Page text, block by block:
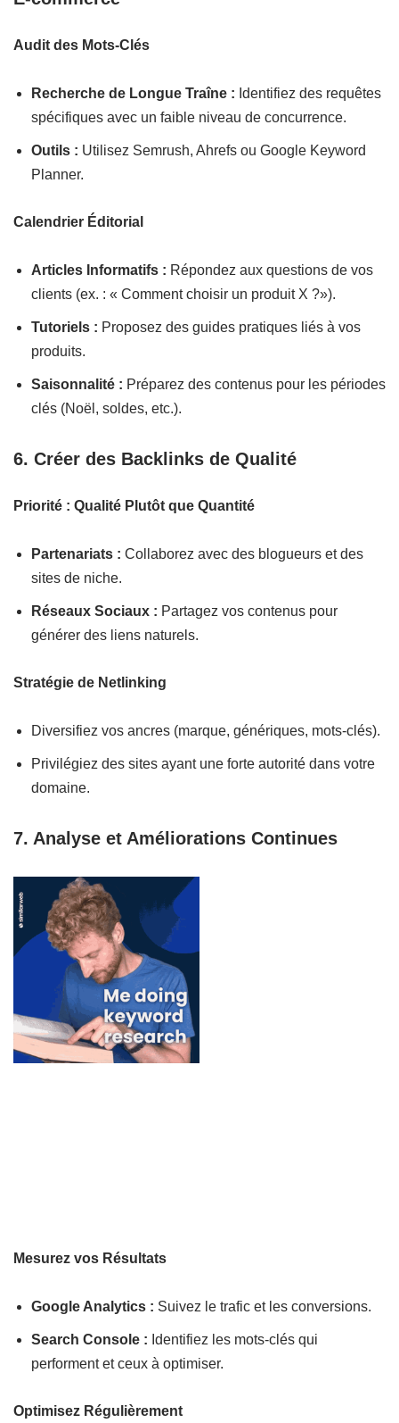
Audit des Mots-Clés
Recherche de Longue Traîne : Identifiez des requêtes
spécifiques avec un faible niveau de concurrence.
Outils : Utilisez Semrush, Ahrefs ou Google Keyword
Planner.
Calendrier Éditorial
Articles Informatifs : Répondez aux questions de vos
clients (ex. : « Comment choisir un produit X ?»).
Tutoriels : Proposez des guides pratiques liés à vos
produits.
Saisonnalité : Préparez des contenus pour les périodes
clés (Noël, soldes, etc.).
6. Créer des Backlinks de Qualité
Priorité : Qualité Plutôt que Quantité
Partenariats : Collaborez avec des blogueurs et des
sites de niche.
Réseaux Sociaux : Partagez vos contenus pour
générer des liens naturels.
Stratégie de Netlinking
Diversifiez vos ancres (marque, génériques, mots-clés).
Privilégiez des sites ayant une forte autorité dans votre
domaine.
7. Analyse et Améliorations Continues
Mesurez vos Résultats
Google Analytics : Suivez le trafic et les conversions.
Search Console : Identifiez les mots-clés qui
performent et ceux à optimiser.
Optimisez Régulièrement